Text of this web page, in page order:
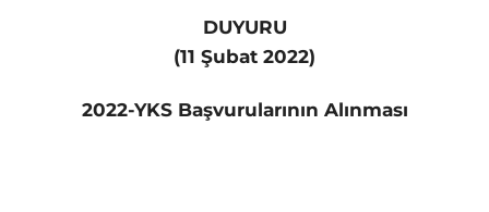
DUYURU
(11 Şubat 2022)
2022-YKS Başvurularının Alınması